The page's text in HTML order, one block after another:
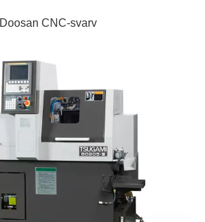
Doosan CNC-svarv